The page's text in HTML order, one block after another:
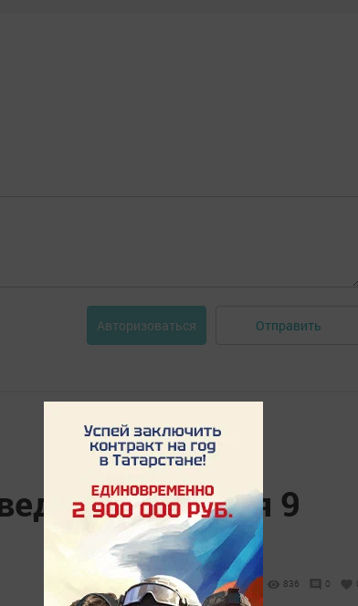
Авторизоваться Отправить
ОГЭ для 9
836 0